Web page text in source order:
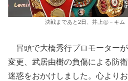
決戦まであと2日、井上㊧－キ
冒頭で大橋秀行プロモーター
変更、武居由樹の負傷による防
迷惑をおかけしました。心より